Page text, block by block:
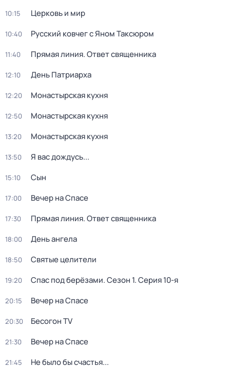
10:15 Церковь и мир
10:40 Русский ковчег с Яном Таксюром
11:40 Прямая линия. Ответ священника
12:10 Дeнь Патриаpха
12:20 Монастырская кухня
12:50 Монастырская кухня
13:20 Монастырская кухня
13:50 Я вас дождусь...
15:10 Сын
17:00 Вечер на Спасе
17:30 Прямая линия. Ответ священника
18:00 День ангела
18:50 Святые целители
19:20 Спас под берёзами. Сезон 1. Серия 10-я
20:15 Вечер на Спасе
20:30 Бесогон TV
21:30 Вечер на Спасе
21:45 Не было бы счастья...